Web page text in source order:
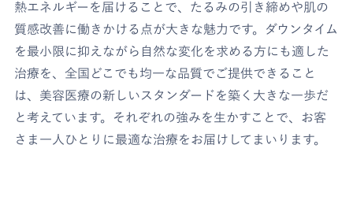
熱エネルギーを届けることで、たるみの引き締めや肌の
質感改善に働きかける点が大きな魅力です。ダウンタイム
を最小限に抑えながら自然な変化を求める方にも適した
治療を、全国どこでも均一な品質でご提供できること
は、美容医療の新しいスタンダードを築く大きな一歩だ
と考えています。それぞれの強みを生かすことで、お客
さま一人ひとりに最適な治療をお届けしてまいります。